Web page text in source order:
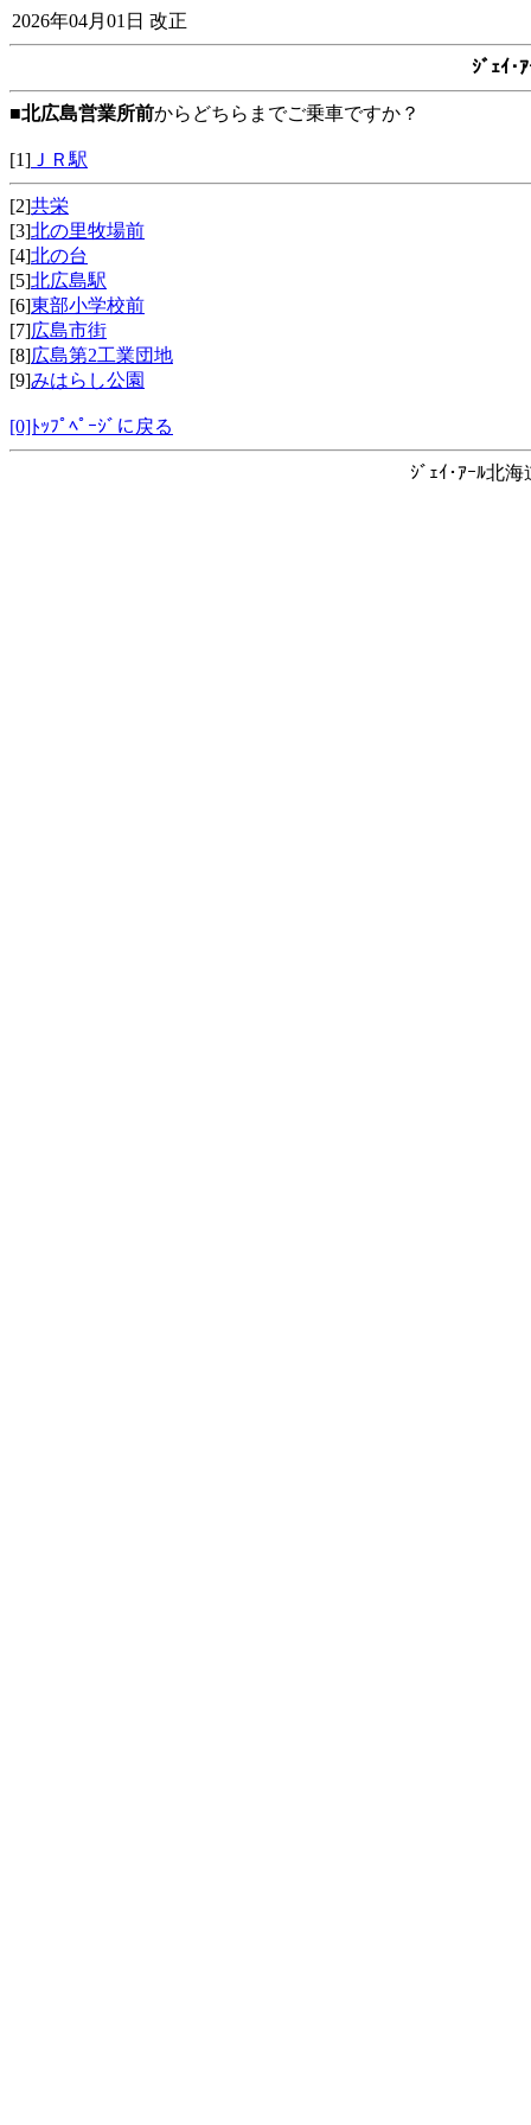
2026年04月01日 改正
ｼﾞｪｲ･
■北広島営業所前からどちらまでご乗車ですか？
[1] ＪＲ駅
[2]共栄
[3]北の里牧場前
[4]北の台
[5]北広島駅
[6]東部小学校前
[7]広島市街
[8]広島第2工業団地
[9]みはらし公園
[0]ﾄｯﾌﾟﾍﾟｰｼﾞに戻る
ｼﾞｪｲ･ｱｰﾙ北